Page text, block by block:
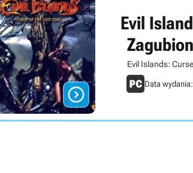

Evil
Evil Islands:
Data wydania: